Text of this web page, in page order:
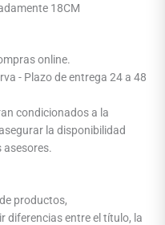
18CM
online.
- Plazo de entrega 24 a 48
condicionados a la
la disponibilidad
productos,
diferencias entre el título, la